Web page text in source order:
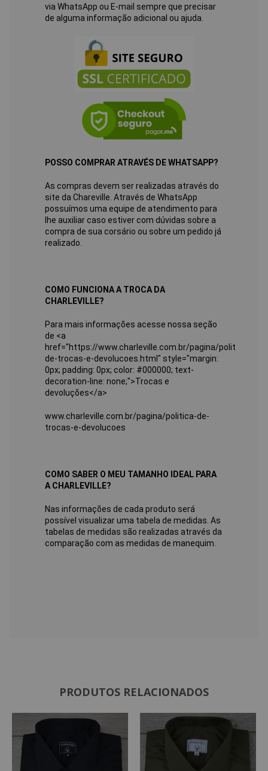
via WhatsApp ou E-mail sempre que precisar
de alguma informação adicional ou ajuda.
POSSO COMPRAR ATRAVÉS DE WHATSAPP?
As compras devem ser realizadas através do
site da Chareville. Através de WhatsApp
possuímos uma equipe de atendimento para
lhe auxiliar caso estiver com dúvidas sobre a
compra de sua corsário ou sobre um pedido já
realizado.
COMO FUNCIONA A TROCA DA
CHARLEVILLE?
Para mais informações acesse nossa seção
de <a
href="https://www.charleville.com.br/pagina/politica-
de-trocas-e-devolucoes.html" style="margin:
0px; padding: 0px; color: #000000; text-
decoration-line: none;">Trocas e
devoluções</a>
www.charleville.com.br/pagina/politica-de-
trocas-e-devolucoes
COMO SABER O MEU TAMANHO IDEAL PARA
A CHARLEVILLE?
Nas informações de cada produto será
possível visualizar uma tabela de medidas. As
tabelas de medidas são realizadas através da
comparação com as medidas de manequim.
PRODUTOS RELACIONADOS